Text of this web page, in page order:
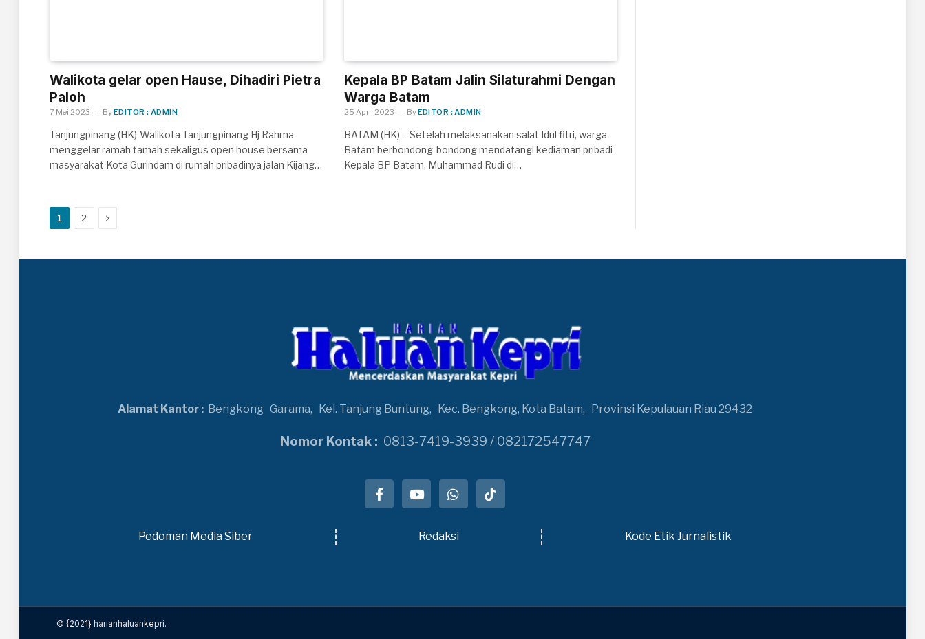
Walikota gelar open Hause, Dihadiri Pietra
Paloh
7 Mei 2023 ByEDITOR : ADMIN
Tanjungpinang (HK)-Walikota Tanjungpinang Hj Rahma
menggelar ramah tamah sekaligus open house bersama
masyarakat Kota Gurindam di rumah pribadinya jalan Kijang…
Kepala BP Batam Jalin Silaturahmi Dengan
Warga Batam
25 April 2023 ByEDITOR : ADMIN
BATAM (HK) – Setelah melaksanakan salat Idul fitri, warga
Batam berbondong-bondong mendatangi kediaman pribadi
Kepala BP Batam, Muhammad Rudi di…
1 2 Next
Alamat Kantor : Bengkong Garama, Kel. Tanjung Buntung, Kec. Bengkong, Kota Batam, Provinsi Kepulauan Riau 29432
Nomor Kontak : 0813-7419-3939 / 082172547747
Pedoman Media Siber Redaksi Kode Etik Jurnalistik
© {2021} harianhaluankepri.